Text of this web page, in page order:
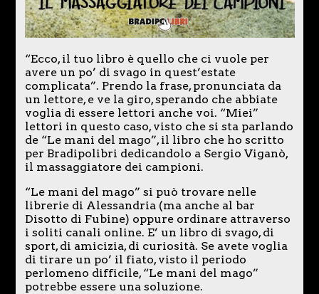
“Ecco, il tuo libro è quello che ci vuole per
avere un po’ di svago in quest’estate
complicata”. Prendo la frase, pronunciata da
un lettore, e ve la giro, sperando che abbiate
voglia di essere lettori anche voi. “Miei”
lettori in questo caso, visto che si sta parlando
de “Le mani del mago”, il libro che ho scritto
per Bradipolibri dedicandolo a Sergio Viganò,
il massaggiatore dei campioni.
“Le mani del mago” si può trovare nelle
librerie di Alessandria (ma anche al bar
Disotto di Fubine) oppure ordinare attraverso
i soliti canali online. E’ un libro di svago, di
sport, di amicizia, di curiosità. Se avete voglia
di tirare un po’ il fiato, visto il periodo
perlomeno difficile, “Le mani del mago”
potrebbe essere una soluzione.